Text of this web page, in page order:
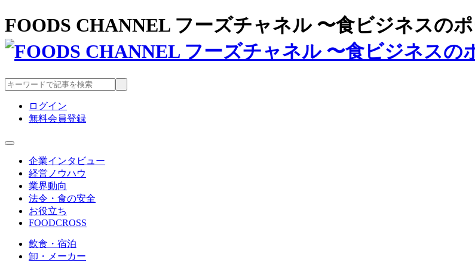
FOODS CHANNEL フーズチャネル 〜食ビジネスの
ログイン
無料会員登録
企業インタビュー
経営ノウハウ
業界動向
法令・食の安全
お役立ち
FOODCROSS
飲食・宿泊
卸・メーカー